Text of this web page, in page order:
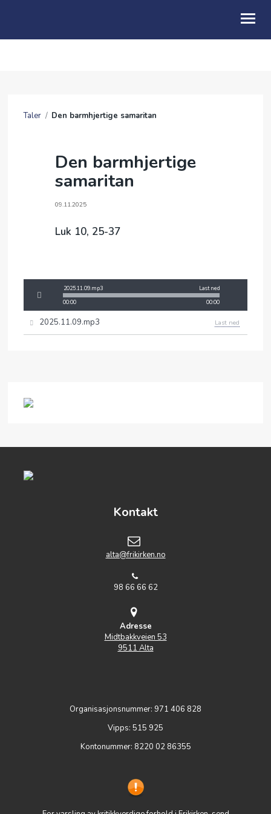
TALER
SOMMERFESTIVAL 2026
ARKIV
Taler / Den barmhjertige samaritan
Den barmhjertige
samaritan
09.11.2025
Luk 10, 25-37
00:00 00:00
2025.11.09.mp3 Last ned
2025.11.09.mp3 Last ned
Kontakt
alta@frikirken.no
98 66 66 62
Adresse
Midtbakkveien 53
9511 Alta
Organisasjonsnummer: 971 406 828
Vipps: 515 925
Kontonummer: 8220 02 86355